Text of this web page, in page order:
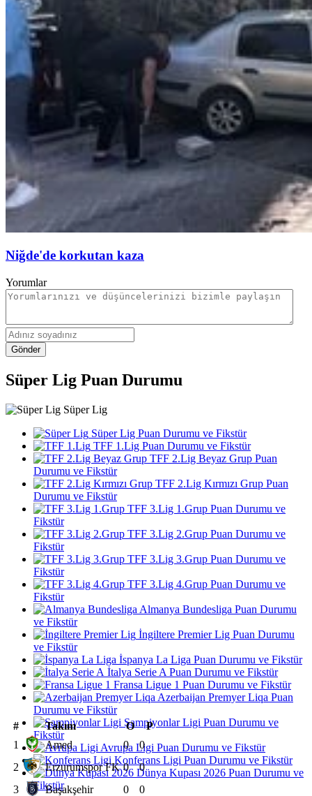
Niğde'de korkutan kaza
Yorumlar
Gönder
Süper Lig Puan Durumu
Süper Lig
Süper Lig Puan Durumu ve Fikstür
TFF 1.Lig Puan Durumu ve Fikstür
TFF 2.Lig Beyaz Grup Puan
Durumu ve Fikstür
TFF 2.Lig Kırmızı Grup Puan
Durumu ve Fikstür
TFF 3.Lig 1.Grup Puan Durumu ve
Fikstür
TFF 3.Lig 2.Grup Puan Durumu ve
Fikstür
TFF 3.Lig 3.Grup Puan Durumu ve
Fikstür
TFF 3.Lig 4.Grup Puan Durumu ve
Fikstür
Almanya Bundesliga Puan Durumu
ve Fikstür
İngiltere Premier Lig Puan Durumu
ve Fikstür
İspanya La Liga Puan Durumu ve Fikstür
İtalya Serie A Puan Durumu ve Fikstür
Fransa Ligue 1 Puan Durumu ve Fikstür
Azerbaijan Premyer Liqa Puan
Durumu ve Fikstür
Şampiyonlar Ligi Puan Durumu ve
Fikstür
Avrupa Ligi Puan Durumu ve Fikstür
Konferans Ligi Puan Durumu ve Fikstür
Dünya Kupası 2026 Puan Durumu ve
Fikstür
# Takım O
P
1
Amed 0
0
2
Erzurumspor FK 0
0
3
Başakşehir 0
0